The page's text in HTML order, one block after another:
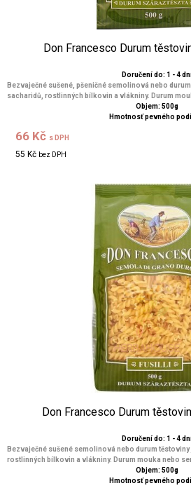
Don Francesco Durum
Doručení do: 1 - 4
Bezvaječné sušené, pšeničné semolinová nebo
sacharidů, rostlinných bílkovin a vlákniny. Durum
Objem: 500g
Hmotnosť pevného
66 Kč s DPH
55 Kč bez DPH
Don Francesco Durum
Doručení do: 1 - 4
Bezvaječné sušené semolinová nebo durum
rostlinných bílkovin a vlákniny. Durum mouka nebo
Objem: 500g
Hmotnosť pevného